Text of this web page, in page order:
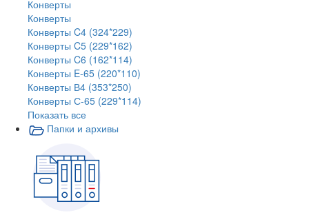
Конверты
Конверты
Конверты C4 (324*229)
Конверты C5 (229*162)
Конверты C6 (162*114)
Конверты E-65 (220*110)
Конверты В4 (353*250)
Конверты С-65 (229*114)
Показать все
Папки и архивы